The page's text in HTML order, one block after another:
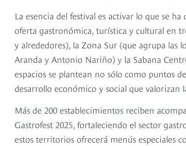
La esencia del festival es activar lo que se
oferta gastronómica, turística y cultural en
y alrededores), la Zona Sur (que agrupa las
Aranda y Antonio Nariño) y la Sabana
espacios se plantean no sólo como puntos
desarrollo económico y social que valorizan
Más de 200 establecimientos reciben
Gastrofest 2025, fortaleciendo el sector
estos territorios ofrecerá menús especiales